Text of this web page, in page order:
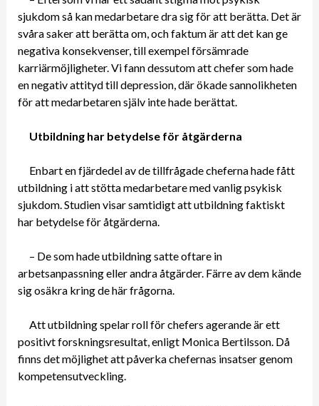
sjukdom så kan medarbetare dra sig för att berätta. Det är
svåra saker att berätta om, och faktum är att det kan ge
negativa konsekvenser, till exempel försämrade
karriärmöjligheter. Vi fann dessutom att chefer som hade
en negativ attityd till depression, där ökade sannolikheten
för att medarbetaren själv inte hade berättat.
Utbildning har betydelse för åtgärderna
Enbart en fjärdedel av de tillfrågade cheferna hade fått
utbildning i att stötta medarbetare med vanlig psykisk
sjukdom. Studien visar samtidigt att utbildning faktiskt
har betydelse för åtgärderna.
– De som hade utbildning satte oftare in
arbetsanpassning eller andra åtgärder. Färre av dem kände
sig osäkra kring de här frågorna.
Att utbildning spelar roll för chefers agerande är ett
positivt forskningsresultat, enligt Monica Bertilsson. Då
finns det möjlighet att påverka chefernas insatser genom
kompetensutveckling.